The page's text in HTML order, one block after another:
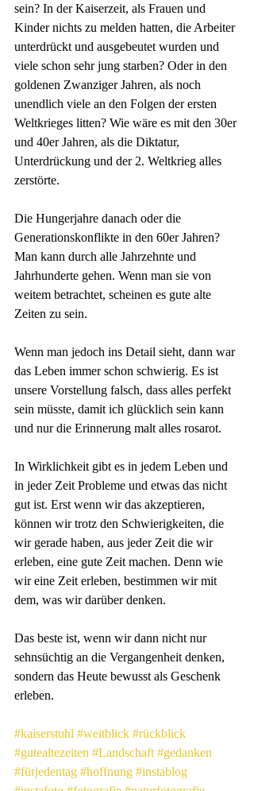
sein? In der Kaiserzeit, als Frauen und
Kinder nichts zu melden hatten, die Arbeiter
unterdrückt und ausgebeutet wurden und
viele schon sehr jung starben? Oder in den
goldenen Zwanziger Jahren, als noch
unendlich viele an den Folgen der ersten
Weltkrieges litten? Wie wäre es mit den 30er
und 40er Jahren, als die Diktatur,
Unterdrückung und der 2. Weltkrieg alles
zerstörte.
Die Hungerjahre danach oder die
Generationskonflikte in den 60er Jahren?
Man kann durch alle Jahrzehnte und
Jahrhunderte gehen. Wenn man sie von
weitem betrachtet, scheinen es gute alte
Zeiten zu sein.
Wenn man jedoch ins Detail sieht, dann war
das Leben immer schon schwierig. Es ist
unsere Vorstellung falsch, dass alles perfekt
sein müsste, damit ich glücklich sein kann
und nur die Erinnerung malt alles rosarot.
In Wirklichkeit gibt es in jedem Leben und
in jeder Zeit Probleme und etwas das nicht
gut ist. Erst wenn wir das akzeptieren,
können wir trotz den Schwierigkeiten, die
wir gerade haben, aus jeder Zeit die wir
erleben, eine gute Zeit machen. Denn wie
wir eine Zeit erleben, bestimmen wir mit
dem, was wir darüber denken.
Das beste ist, wenn wir dann nicht nur
sehnsüchtig an die Vergangenheit denken,
sondern das Heute bewusst als Geschenk
erleben.
#kaiserstuhl #weitblick #rückblick
#gutealtezeiten #Landschaft #gedanken
#fürjedentag #hoffnung #instablog